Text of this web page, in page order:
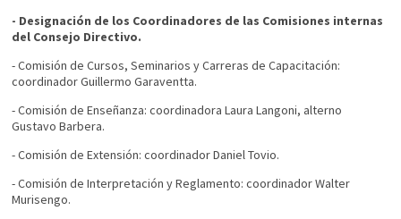
- Designación de los Coordinadores de las Comisiones internas
del Consejo Directivo.
- Comisión de Cursos, Seminarios y Carreras de Capacitación:
coordinador Guillermo Garaventta.
- Comisión de Enseñanza: coordinadora Laura Langoni, alterno
Gustavo Barbera.
- Comisión de Extensión: coordinador Daniel Tovio.
- Comisión de Interpretación y Reglamento: coordinador Walter
Murisengo.